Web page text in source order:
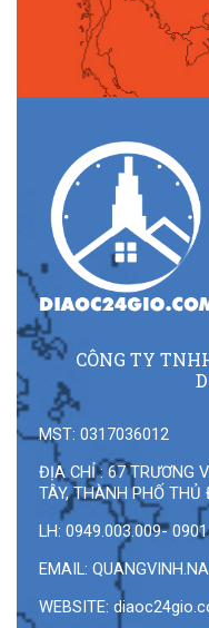
CÔNG TY
MST: 0317036012
ĐỊA CHỈ : 67 TRƯƠNG
TÂY, THÀNH PHỐ
LH: 0949.003.009-
EMAIL:
WEBSITE: